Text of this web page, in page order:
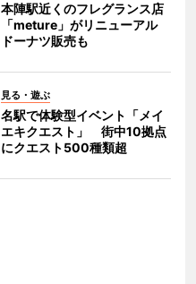
本陣駅近くのフレグランス店
「meture」がリニューアル
ドーナツ販売も
見る・遊ぶ
名駅で体験型イベント「メイ
エキクエスト」 街中10拠点
にクエスト500種類超